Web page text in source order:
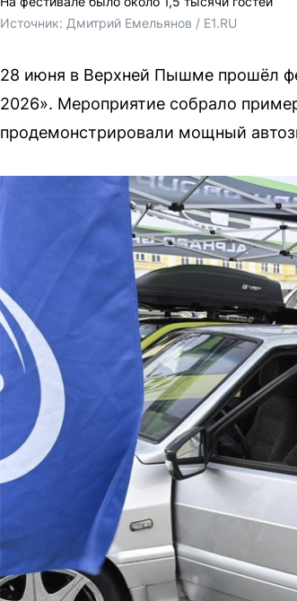
Источник: Дмитрий Емельянов / E1.RU
28 июня в Верхней Пышме прошёл
2026». Мероприятие собрало
продемонстрировали мощный